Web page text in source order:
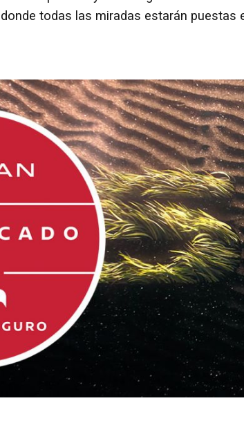
todas las miradas estarán puestas